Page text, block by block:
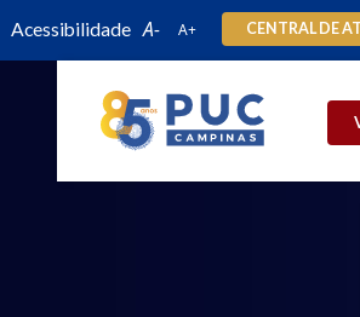
Acessibilidade CENTRAL DE